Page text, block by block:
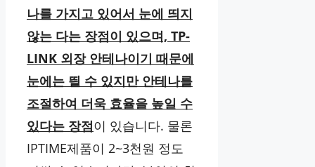
나를 가지고 있어서 눈에 띄지
않는 다는 장점이 있으며, TP-
LINK 외장 안테나이기 때문에
눈에는 띌 수 있지만 안테나를
조절하여 더욱 효율을 높일 수
있다는 장점이 있습니다. 물론
IPTIME제품이 2~3천원 정도